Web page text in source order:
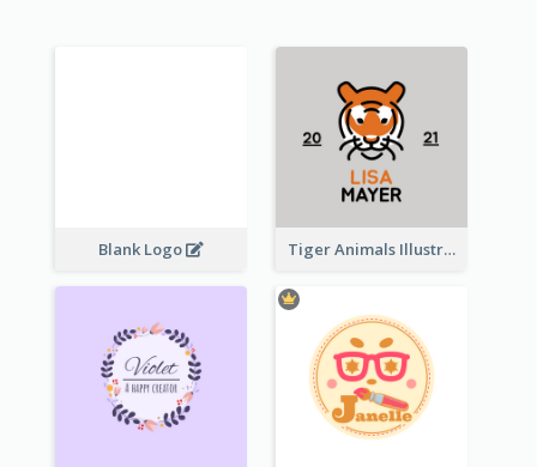
Blank Logo Tiger Animals Illustrations Cute Logo